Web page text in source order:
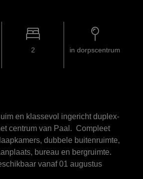
2 in dorpscentrum
en klassevol ingericht duplex-
centrum van Paal. Compleet
dubbele buitenruimte,
bureau en bergruimte.
vanaf 01 augustus